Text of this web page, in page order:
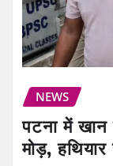
NEWS
पटना में खान
मोड़, हथियार